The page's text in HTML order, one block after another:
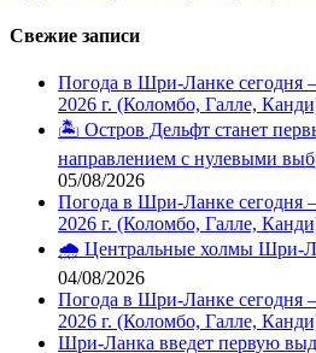
Свежие записи
Погода в Шри-Ланке сегодня
2026 г. (Коломбо, Галле,
🏝️ Остров Дельфт станет
направлением с нулевыми
05/08/2026
Погода в Шри-Ланке сегодня
2026 г. (Коломбо, Галле,
🌧️ Центральные холмы Шри-
04/08/2026
Погода в Шри-Ланке сегодня
2026 г. (Коломбо, Галле,
Шри-Ланка введет первую